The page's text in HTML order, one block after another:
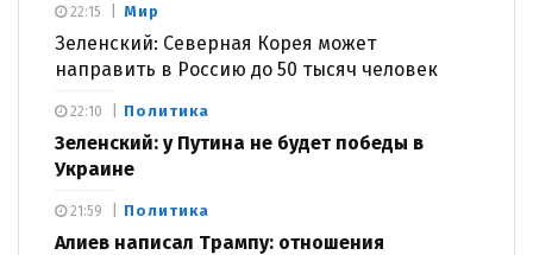
Мир
Зеленский: Северная Корея может
направить в Россию до 50 тысяч человек
22:15
Политика
Зеленский: у Путина не будет победы в
Украине
22:10
Политика
Алиев написал Трампу: отношения
21:59